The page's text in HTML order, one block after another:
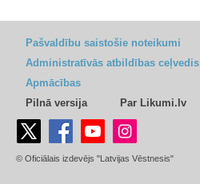
Pašvaldību saistošie noteikumi
Administratīvās atbildības ceļvedis
Apmācības
Pilnā versija
Par Likumi.lv
© Oficiālais izdevējs "Latvijas Vēstnesis"